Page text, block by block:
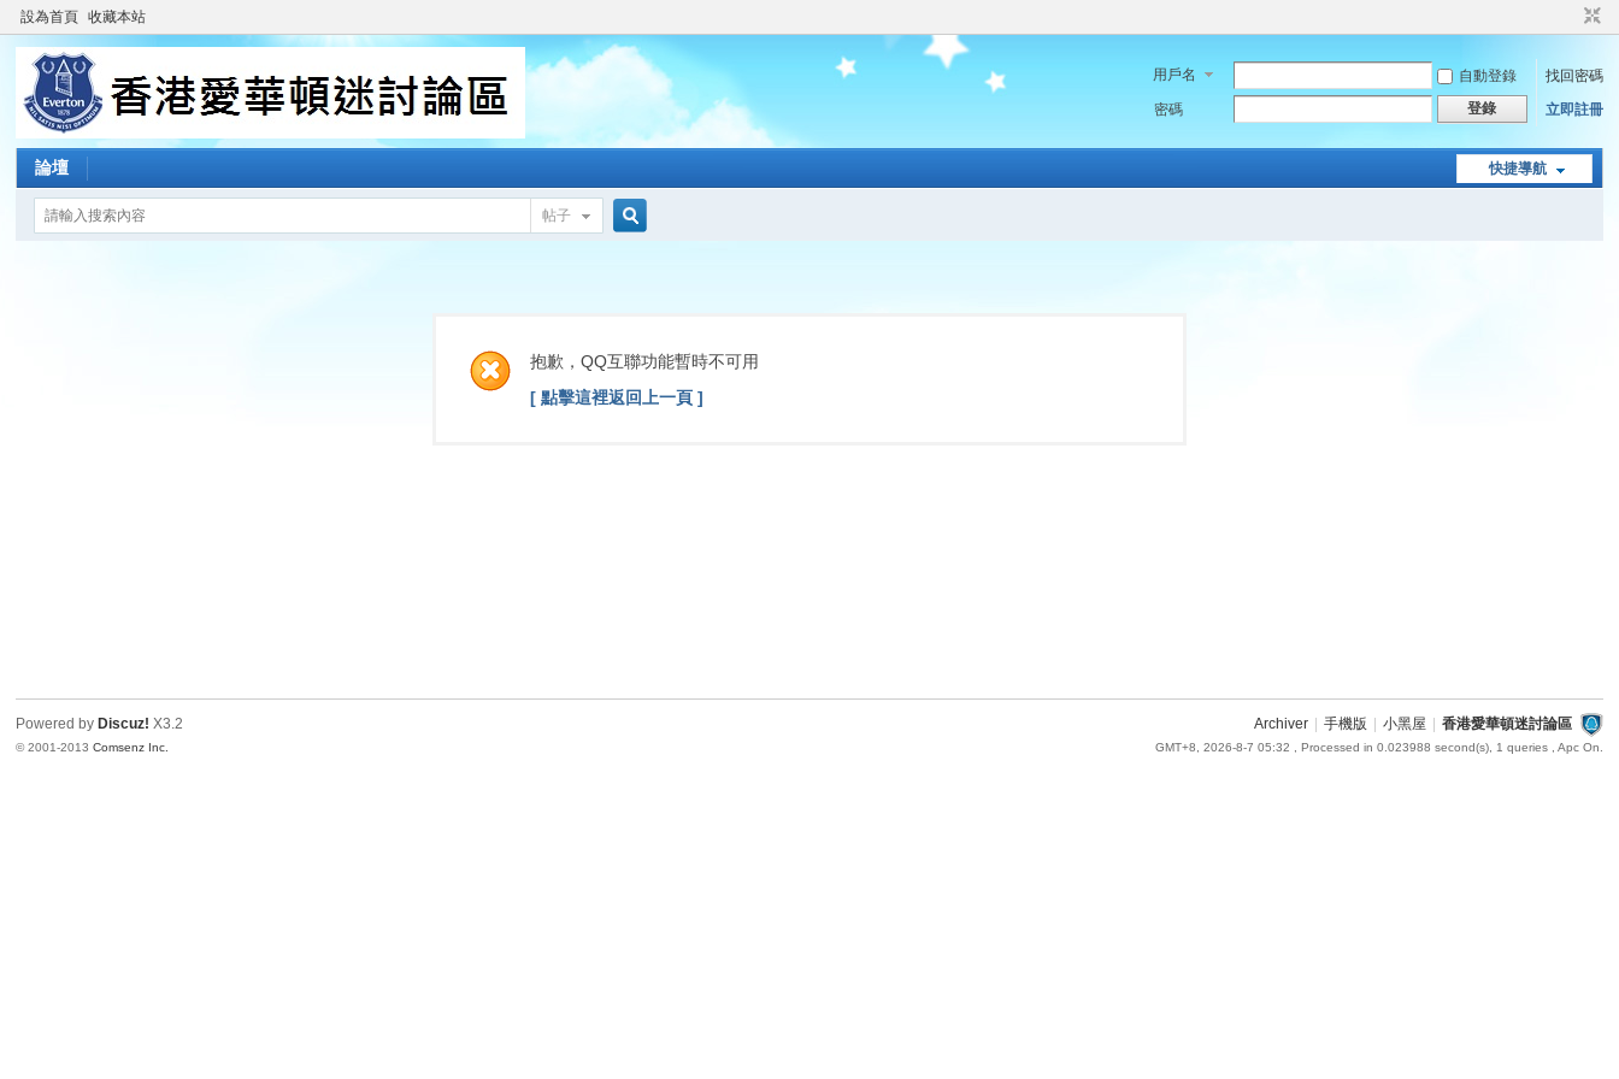
設為首頁 收藏本站
用戶名 自動登錄
找回密碼
密碼
登錄 立即註冊
快捷導航
論壇
帖子
索
抱歉，QQ互聯功能暫時不可用
[ 點擊這裡返回上一頁 ]
Archiver 手機版 小黑屋 香港愛華頓迷討論區
GMT+8, 2026-8-7 05:32 , Processed in 0.023988 second(s), 1 queries , Apc On.
Powered by Discuz! X3.2
© 2001-2013Comsenz Inc.